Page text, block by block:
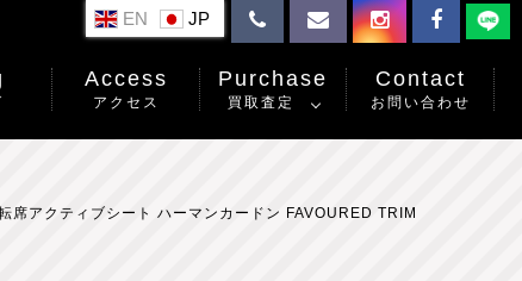
Access
アクセス
Purchase
買取査定
Contact
お問い合わせ
EN
アクティブシート ハーマンカードン FAVOURED TRIM